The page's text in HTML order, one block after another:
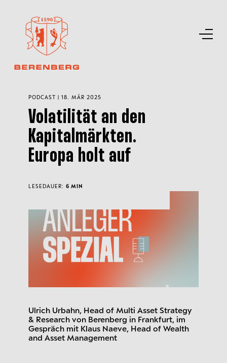
Ulrich Urbahn, Head of Multi Asset Strategy
& Research von Berenberg in Frankfurt, im
Gespräch mit Klaus Naeve, Head of Wealth
and Asset Management
PODCAST | 18. MÄR 2025
Volatilität an den
Kapitalmärkten.
Europa holt auf
LESEDAUER: 6 MIN